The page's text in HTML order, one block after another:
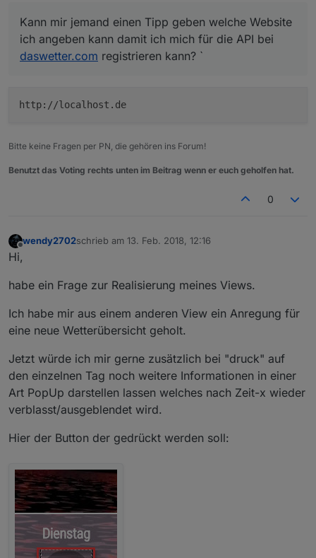
Kann mir jemand einen Tipp geben welche Website
ich angeben kann damit ich mich für die API bei
daswetter.com registrieren kann? `
http://localhost.de
Bitte keine Fragen per PN, die gehören ins Forum!
Benutzt das Voting rechts unten im Beitrag wenn er euch geholfen hat.
0
wendy2702schrieb am 13. Feb. 2018, 12:16
zuletzt editiert von
Hi,
habe ein Frage zur Realisierung meines Views.
Ich habe mir aus einem anderen View ein Anregung für
eine neue Wetterübersicht geholt.
Jetzt würde ich mir gerne zusätzlich bei "druck" auf
den einzelnen Tag noch weitere Informationen in einer
Art PopUp darstellen lassen welches nach Zeit-x wieder
verblasst/ausgeblendet wird.
Hier der Button der gedrückt werden soll: